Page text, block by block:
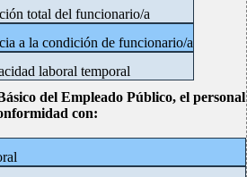
total del funcionario/a
a la condición de funcionario/a
laboral temporal
del Empleado Público, el personal
con: